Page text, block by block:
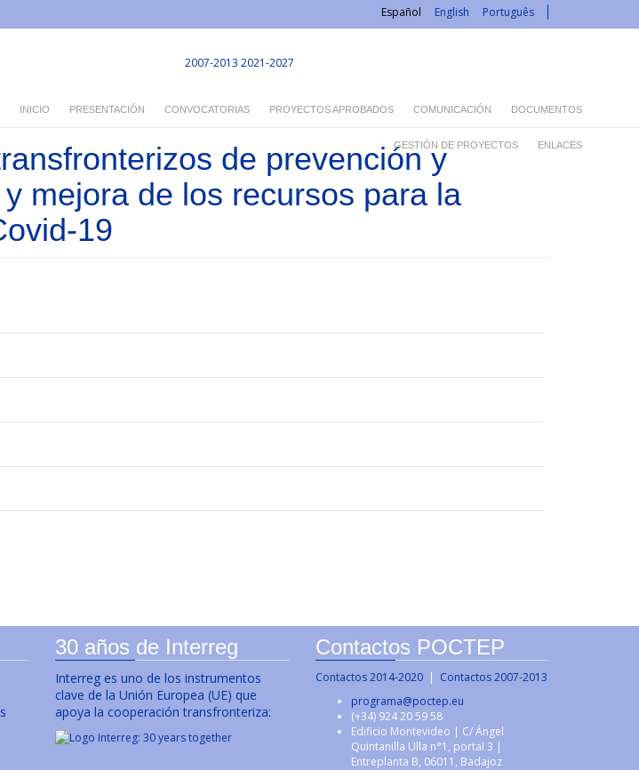
Español English Português
INICIO PRESENTACIÓN CONVOCATORIAS PROYECTOS APROBADOS COMUNICACIÓN DOCUMENTOS
GESTIÓN DE PROYECTOS ENLACES
2007-2013 2021-2027
de prevención y
mejora de los recursos para la
19
30 años de Interreg
Interreg es uno de los instrumentos
clave de la Unión Europea (UE) que
apoya la cooperación transfronteriza:
Contactos POCTEP
Contactos 2014-2020| Contactos 2007-2013
programa@poctep.eu
(+34) 924 20 59 58
Edificio Montevideo | C/ Ángel
Quintanilla Ulla n°1, portal 3 |
Entreplanta B, 06011, Badajoz